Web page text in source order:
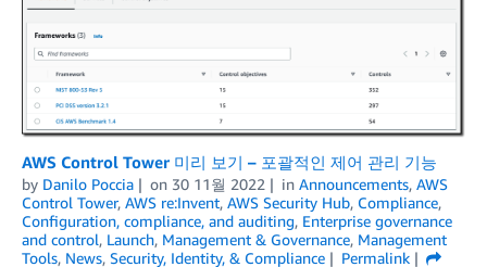
AWS Control Tower 미리 보기 – 포괄적인 제어 관리 기능
by Danilo Poccia on 30 11월 2022 in Announcements, AWS
Control Tower, AWS re:Invent, AWS Security Hub, Compliance,
Configuration, compliance, and auditing, Enterprise governance
and control, Launch, Management & Governance, Management
Tools, News, Security, Identity, & Compliance
Permalink